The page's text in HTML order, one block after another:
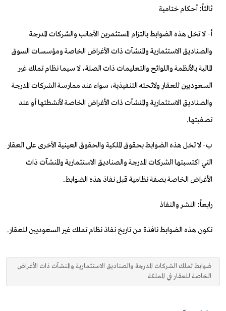
ثالثاً: أحكام ختامية
أ- لا تخل هذه الضوابط بالتزام المستثمرين الأجانب والشركات المدرجة
والصناديق الاستثمارية والمنشآت ذات الأغراض الخاصة ومؤسسات السوق
المالية بالأنظمة واللوائح والتعليمات ذات الصلة، لا سيما نظام تملك غير
السعوديين للعقار ولائحته التنفيذية، سواء عند ممارسة الشركات المدرجة
والصناديق الاستثمارية والمنشآت ذات الأغراض الخاصة لأنشطتها أو عند
تصفيتها.
ب- لا تخل هذه الضوابط بحقوق الملكية والحقوق العينية الأخرى على العقار
التي اكتسبتها الشركات المدرجة والصناديق الاستثمارية والمنشآت ذات
الأغراض الخاصة بصفة نظامية قبل نفاذ هذه الضوابط.
رابعاً: النشر والنفاذ
تكون هذه الضوابط نافذة من تاريخ نفاذ نظام تملك غير السعوديين للعقار.
ضوابط تملك الشركات المدرجة والصناديق الاستثمارية والمنشآت ذات الأغراض
الخاصة للعقار في المملكة